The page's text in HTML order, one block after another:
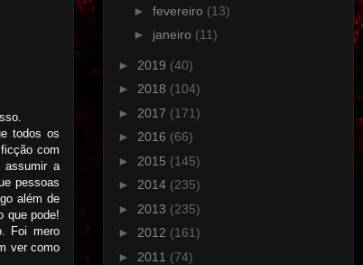
todos os
com
assumir a
pessoas
além de
que pode!
Foi mero
ver como
► fevereiro (13)
► janeiro (11)
► 2019 (40)
► 2018 (104)
► 2017 (171)
► 2016 (66)
► 2015 (145)
► 2014 (235)
► 2013 (235)
► 2012 (161)
► 2011 (74)